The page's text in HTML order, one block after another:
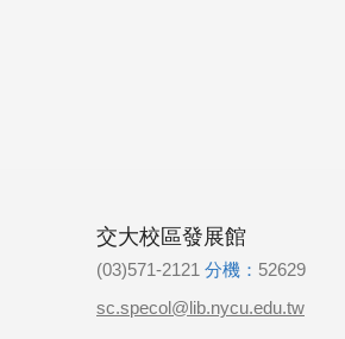
交大校區發展館
(03)571-2121 分機： 52629
sc.specol@lib.nycu.edu.tw